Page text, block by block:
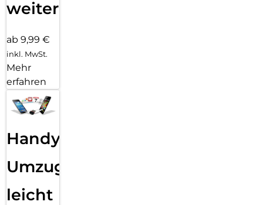
weiter
ab 9,99 €
inkl. MwSt.
Mehr
erfahren
Handy
Umzug
leicht